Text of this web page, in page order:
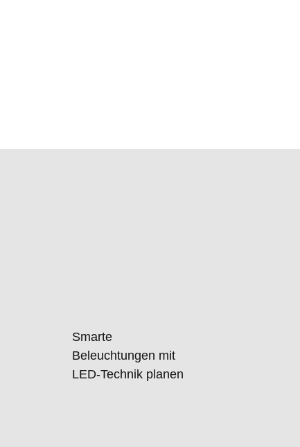
Smarte
Beleuchtungen mit
LED-Technik planen